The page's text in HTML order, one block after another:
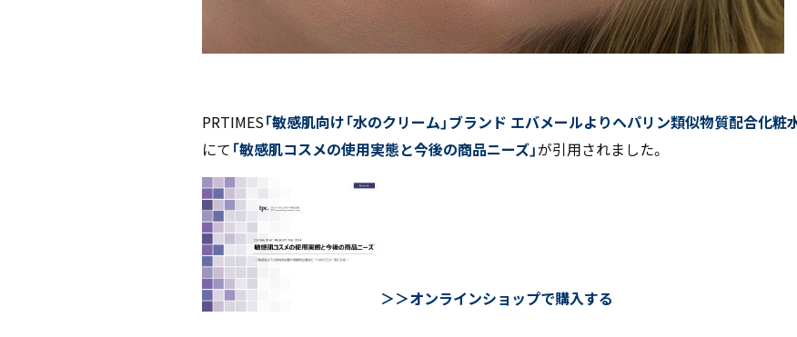
PRTIMES「敏感肌向け「水のクリーム」ブランド エバメールよりヘパリン類似物質配合化粧
にて 「敏感肌コスメの使用実態と今後の商品ニーズ」が引用されました。
＞＞オンラインショップで購入する